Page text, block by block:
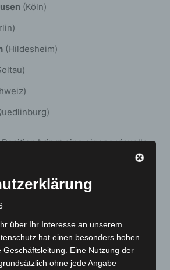
(Köln)
(Hildesheim)
bringt eine eigene visuelle
entsteht eine Ausstellung, die
durch eine zentrale
ist:Wie berührt Kunst den
Resonanz löst sie in uns aus?
12. Juni 2026bietet Gelegenheit, die
über Ihr Interesse an unserem
hat einen besonders hohen
Geschäftsleitung. Eine Nutzung der
ohne jede Angabe